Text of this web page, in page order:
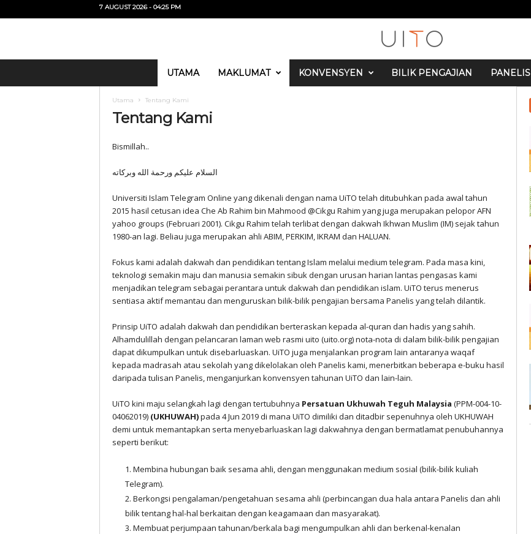
7 AUGUST 2026 - 04:25 PM
UTAMA MAKLUMAT KONVENSYEN BILIK PENGAJIAN PANELIS
Utama Tentang Kami
Tentang Kami
Bismillah..
السلام عليكم ورحمة الله وبركاته
Universiti Islam Telegram Online yang dikenali dengan nama UiTO telah ditubuhkan pada awal tahun
2015 hasil cetusan idea Che Ab Rahim bin Mahmood @Cikgu Rahim yang juga merupakan pelopor AFN
yahoo groups (Februari 2001). Cikgu Rahim telah terlibat dengan dakwah Ikhwan Muslim (IM) sejak tahun
1980-an lagi. Beliau juga merupakan ahli ABIM, PERKIM, IKRAM dan HALUAN.
Fokus kami adalah dakwah dan pendidikan tentang Islam melalui medium telegram. Pada masa kini,
teknologi semakin maju dan manusia semakin sibuk dengan urusan harian lantas pengasas kami
menjadikan telegram sebagai perantara untuk dakwah dan pendidikan islam. UiTO terus menerus
sentiasa aktif memantau dan menguruskan bilik-bilik pengajian bersama Panelis yang telah dilantik.
Prinsip UiTO adalah dakwah dan pendidikan berteraskan kepada al-quran dan hadis yang sahih.
Alhamdulillah dengan pelancaran laman web rasmi uito (uito.org) nota-nota di dalam bilik-bilik pengajian
dapat dikumpulkan untuk disebarluaskan. UiTO juga menjalankan program lain antaranya waqaf
kepada madrasah atau sekolah yang dikelolakan oleh Panelis kami, menerbitkan beberapa e-buku hasil
daripada tulisan Panelis, menganjurkan konvensyen tahunan UiTO dan lain-lain.
UiTO kini maju selangkah lagi dengan tertubuhnya Persatuan Ukhuwah Teguh Malaysia (PPM-004-10-
04062019) (UKHUWAH)pada 4 Jun 2019 di mana UiTO dimiliki dan ditadbir sepenuhnya oleh UKHUWAH
demi untuk memantapkan serta menyebarluaskan lagi dakwahnya dengan bermatlamat penubuhannya
seperti berikut:
Membina hubungan baik sesama ahli, dengan menggunakan medium sosial (bilik-bilik kuliah
Telegram).
Berkongsi pengalaman/pengetahuan sesama ahli (perbincangan dua hala antara Panelis dan ahli
bilik tentang hal-hal berkaitan dengan keagamaan dan masyarakat).
Membuat perjumpaan tahunan/berkala bagi mengumpulkan ahli dan berkenal-kenalan